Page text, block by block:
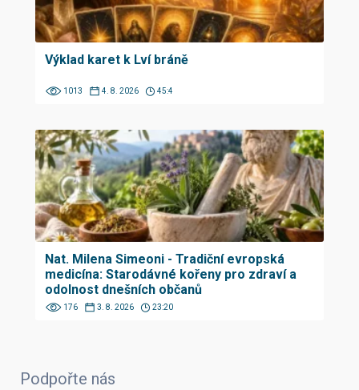
Výklad karet k Lví bráně
1013 4. 8. 2026 45:4
Nat. Milena Simeoni - Tradiční evropská
medicína: Starodávné kořeny pro zdraví a
odolnost dnešních občanů
176 3. 8. 2026 23:20
Podpořte nás